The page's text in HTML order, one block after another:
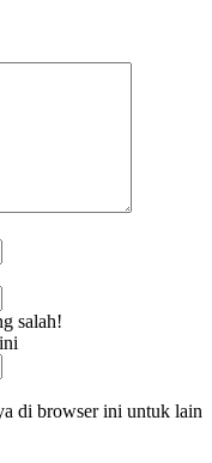
salah!
di browser ini untuk lain